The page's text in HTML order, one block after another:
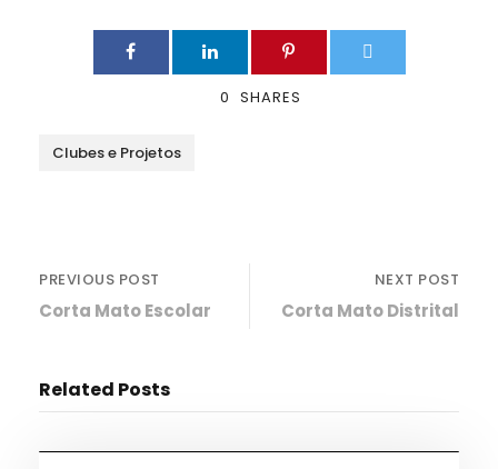
0 SHARES
Clubes e Projetos
PREVIOUS POST
Corta Mato Escolar
NEXT POST
Corta Mato Distrital
Related Posts
Desporto,Notícias